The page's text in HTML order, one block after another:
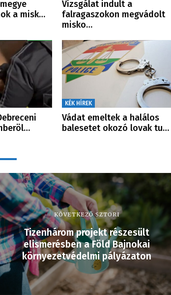
a misk…
Vizsgálat indult a
falragaszokon megvádolt
misko…
KÉK HÍREK
Vádat emeltek a halálos
balesetet okozó lovak tu…
KÖVETKEZŐ SZTORI
Tizenhárom projekt részesült
elismerésben a Föld Bajnokai
környezetvédelmi pályázaton